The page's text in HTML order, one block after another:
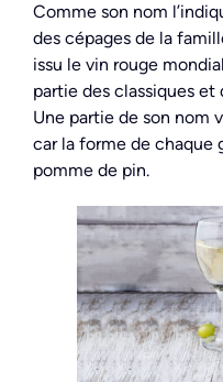
Comme son nom
des cépages de la
issu le vin rouge
partie des classiques et
Une partie de son nom
car la forme de chaque
pomme de pin.